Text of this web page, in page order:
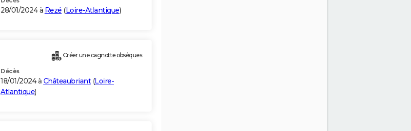
28/01/2024 à Rezé (Loire-Atlantique)
Créer une cagnotte obsèques
Décès
18/01/2024 à Châteaubriant(Loire-
Atlantique)